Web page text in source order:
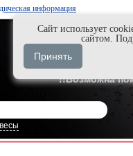
информация
Нажми и
+7-929-495-
!!Возможна
Cайт использует
сайтом.
Принять